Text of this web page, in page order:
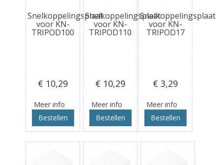
Snelkoppelingsplaat
voor KN-
TRIPOD100
€ 10,29
Meer info
Bestellen
Snelkoppelingsplaat
voor KN-
TRIPOD110
€ 10,29
Meer info
Bestellen
Snelkoppelingsplaat
voor KN-
TRIPOD17
€ 3,29
Meer info
Bestellen